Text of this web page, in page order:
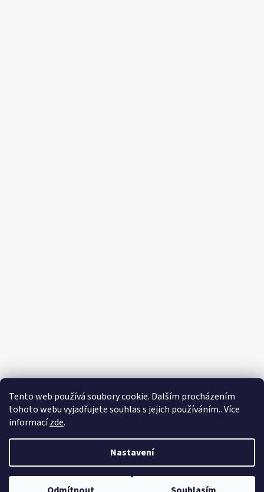
Tento web používá soubory cookie. Dalším procházením
tohoto webu vyjadřujete souhlas s jejich používáním.. Více
informacízde.
Nastavení
Vytvořil Shoptet